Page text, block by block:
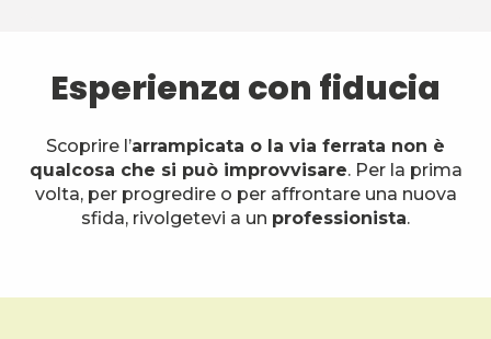
Compagni e corsi
3 Top 3 dei luoghi di arrampicata
4 Via ferrata
5
Esperienza con fiducia
Scoprire l’arrampicata o la via ferrata non è
qualcosa che si può improvvisare. Per la prima
volta, per progredire o per affrontare una nuova
sfida, rivolgetevi a un professionista.